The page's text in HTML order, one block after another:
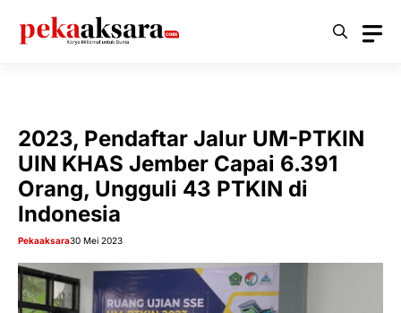
2023, Pendaftar Jalur UM-PTKIN
UIN KHAS Jember Capai 6.391
Orang, Ungguli 43 PTKIN di
Indonesia
Pekaaksara30 Mei 2023